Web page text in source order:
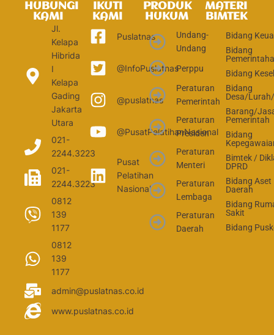
HUBUNGI
KAMI
Jl.
Kelapa
Hibrida
I
Kelapa
Gading
Jakarta
Utara
021-
2244.3223
021-
2244.3223
0812
139
1177
0812
139
1177
admin@puslatnas.co.id
www.puslatnas.co.id
IKUTI
KAMI
Puslatnas
@InfoPuslatnas
@puslatnas
@PusatPelatihanNasional
Pusat
Pelatihan
Nasional
PRODUK
HUKUM
Undang-
Undang
Perppu
Peraturan
Pemerintah
Peraturan
Presiden
Peraturan
Menteri
Peraturan
Lembaga
Peraturan
Daerah
MATERI
BIMTEK
Bidang
Bidang
Bidang
Bidang
Desa/
Barang/
Pemerintah
Bidang
Bimtek /
DPRD
Bidang Aset
Daerah
Bidang
Sakit
Bidang